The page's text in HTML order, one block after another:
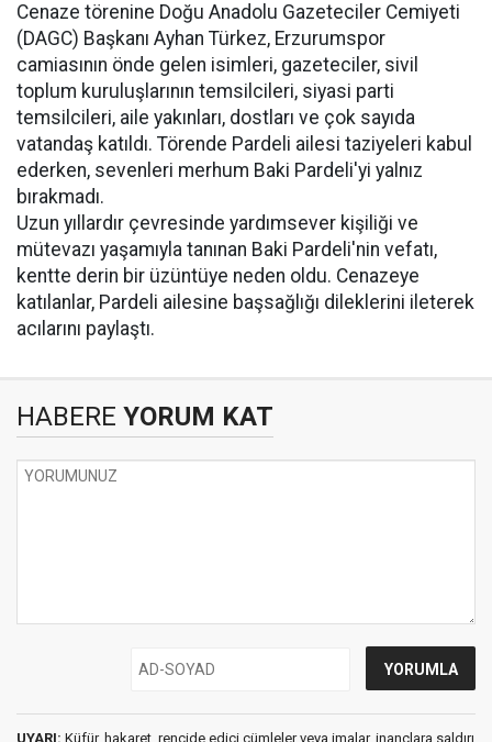
Cenaze törenine Doğu Anadolu Gazeteciler Cemiyeti
(DAGC) Başkanı Ayhan Türkez, Erzurumspor
camiasının önde gelen isimleri, gazeteciler, sivil
toplum kuruluşlarının temsilcileri, siyasi parti
temsilcileri, aile yakınları, dostları ve çok sayıda
vatandaş katıldı. Törende Pardeli ailesi taziyeleri kabul
ederken, sevenleri merhum Baki Pardeli'yi yalnız
bırakmadı.
Uzun yıllardır çevresinde yardımsever kişiliği ve
mütevazı yaşamıyla tanınan Baki Pardeli'nin vefatı,
kentte derin bir üzüntüye neden oldu. Cenazeye
katılanlar, Pardeli ailesine başsağlığı dileklerini ileterek
acılarını paylaştı.
HABERE YORUM KAT
UYARI: Küfür, hakaret, rencide edici cümleler veya imalar, inançlara saldırı